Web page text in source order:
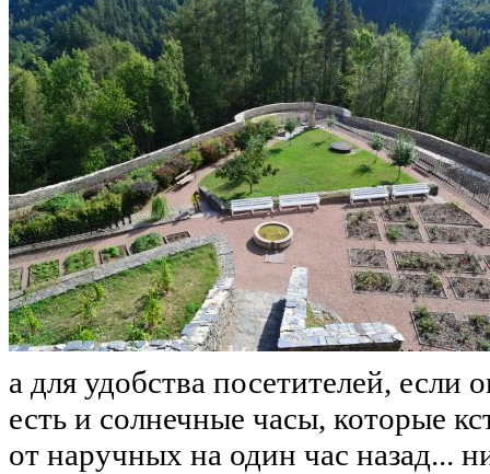
а для удобства посетителей,
есть и солнечные часы, которые
от наручных на один час назад...